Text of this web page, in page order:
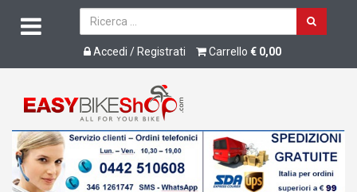
Accedi / Registrati Carrello € 0,00